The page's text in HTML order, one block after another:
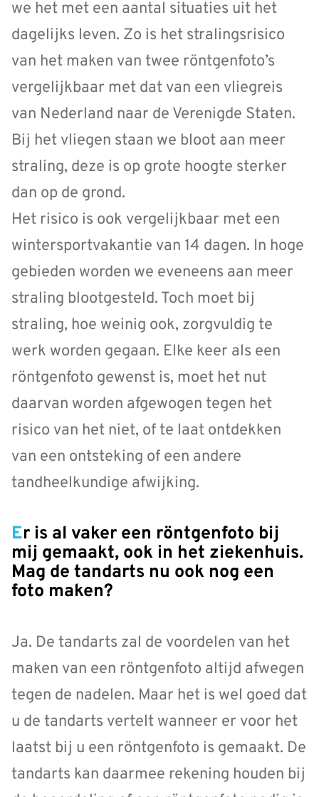
we het met een aantal situaties uit het
dagelijks leven. Zo is het stralingsrisico
van het maken van twee röntgenfoto’s
vergelijkbaar met dat van een vliegreis
van Nederland naar de Verenigde Staten.
Bij het vliegen staan we bloot aan meer
straling, deze is op grote hoogte sterker
dan op de grond.
Het risico is ook vergelijkbaar met een
wintersportvakantie van 14 dagen. In hoge
gebieden worden we eveneens aan meer
straling blootgesteld. Toch moet bij
straling, hoe weinig ook, zorgvuldig te
werk worden gegaan. Elke keer als een
röntgenfoto gewenst is, moet het nut
daarvan worden afgewogen tegen het
risico van het niet, of te laat ontdekken
van een ontsteking of een andere
tandheelkundige afwijking.
Er is al vaker een röntgenfoto bij
mij gemaakt, ook in het ziekenhuis.
Mag de tandarts nu ook nog een
foto maken?
Ja. De tandarts zal de voordelen van het
maken van een röntgenfoto altijd afwegen
tegen de nadelen. Maar het is wel goed dat
u de tandarts vertelt wanneer er voor het
laatst bij u een röntgenfoto is gemaakt. De
tandarts kan daarmee rekening houden bij